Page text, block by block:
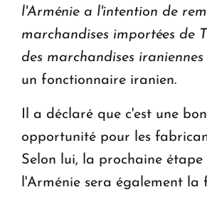
l'Arménie a l'intention de
marchandises importées de
des marchandises iraniennes
un fonctionnaire iranien.
Il a déclaré que c'est une
opportunité pour les
Selon lui, la prochaine étape
l'Arménie sera également la